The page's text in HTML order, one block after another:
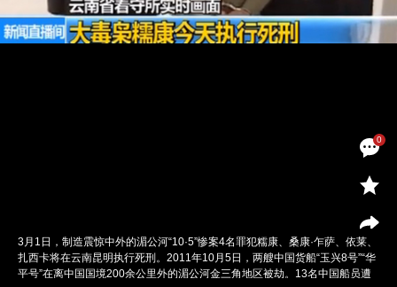
0
3月1日，制造震惊中外的湄公河“10·5”惨案4名罪犯糯康、桑康·乍萨、依莱、
扎西卡将在云南昆明执行死刑。2011年10月5日，两艘中国货船“玉兴8号”“华
平号”在离中国国境200余公里外的湄公河金三角地区被劫。13名中国船员遭